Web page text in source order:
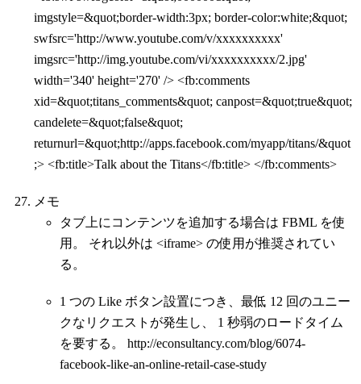
imgstyle=&quot;border-width:3px; border-color:white;&quot;
swfsrc='http://www.youtube.com/v/xxxxxxxxxx'
imgsrc='http://img.youtube.com/vi/xxxxxxxxxx/2.jpg'
width='340' height='270' /> <fb:comments
xid=&quot;titans_comments&quot; canpost=&quot;true&quot;
candelete=&quot;false&quot;
returnurl=&quot;http://apps.facebook.com/myapp/titans/&quot
;> <fb:title>Talk about the Titans</fb:title> </fb:comments>
メモ
タブ上にコンテンツを追加する場合は FBML を使
用。 それ以外は <iframe> の使用が推奨されてい
る。
1 つの Like ボタン設置につき、最低 12 回のユニー
クなリクエストが発生し、 1 秒弱のロードタイム
を要する。 http://econsultancy.com/blog/6074-
facebook-like-an-online-retail-case-study